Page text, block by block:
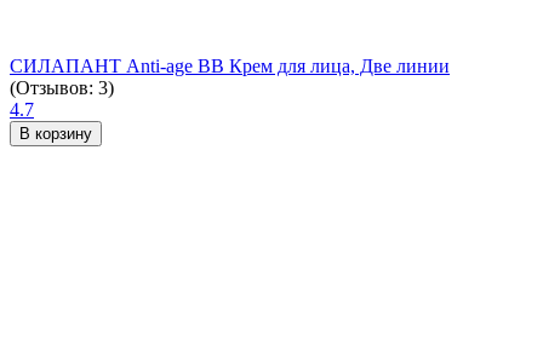
СИЛАПАНТ Anti-age ВВ Крем для лица, Две линии
(Отзывов: 3)
4.7
В корзину